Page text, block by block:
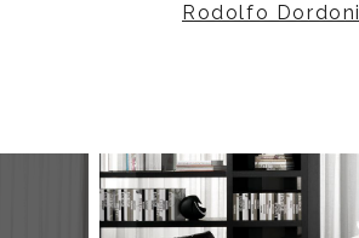
Rodolfo Dordoni